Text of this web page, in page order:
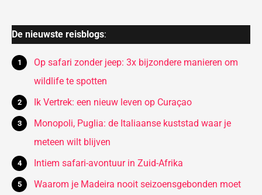
De nieuwste reisblogs:
Op safari zonder jeep: 3x bijzondere manieren om
wildlife te spotten
Ik Vertrek: een nieuw leven op Curaçao
Monopoli, Puglia: de Italiaanse kuststad waar je
meteen wilt blijven
Intiem safari-avontuur in Zuid-Afrika
Waarom je Madeira nooit seizoensgebonden moet